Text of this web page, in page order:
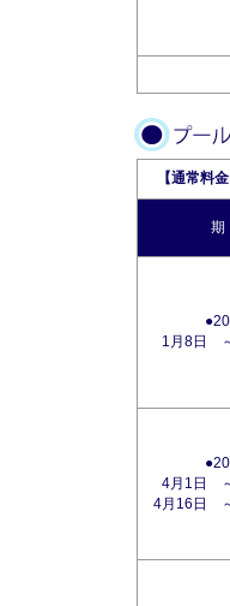
【通常
1月8日
4月1日
4月16日